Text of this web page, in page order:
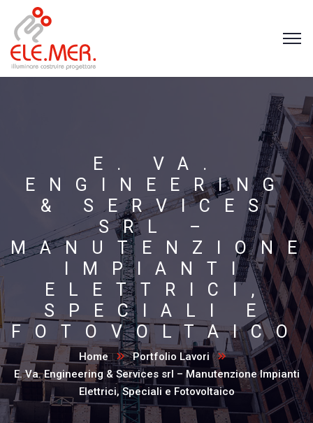
E. VA.
ENGINEERING
& SERVICES
SRL –
MANUTENZIONE
IMPIANTI
ELETTRICI,
SPECIALI E
FOTOVOLTAICO
Home
Portfolio Lavori
E. Va. Engineering & Services srl – Manutenzione Impianti
Elettrici, Speciali e Fotovoltaico